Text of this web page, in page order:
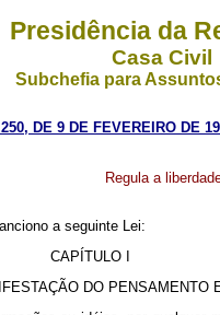
Presidência da
Casa Civil
Subchefia para
DE 9 DE FEVEREIRO DE
Regula a
a seguinte Lei:
CAPÍTULO I
DO PENSAMENTO